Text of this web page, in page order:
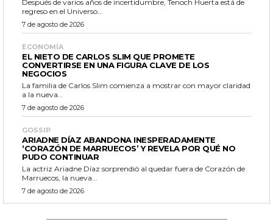
Después de varios años de incertidumbre, Tenoch Huerta está de
regreso en el Universo...
7 de agosto de 2026
ECONOMÍA
EL NIETO DE CARLOS SLIM QUE PROMETE
CONVERTIRSE EN UNA FIGURA CLAVE DE LOS
NEGOCIOS
La familia de Carlos Slim comienza a mostrar con mayor claridad
a la nueva...
7 de agosto de 2026
GOSSIP
ARIADNE DÍAZ ABANDONA INESPERADAMENTE
‘CORAZÓN DE MARRUECOS’ Y REVELA POR QUÉ NO
PUDO CONTINUAR
La actriz Ariadne Díaz sorprendió al quedar fuera de Corazón de
Marruecos, la nueva...
7 de agosto de 2026